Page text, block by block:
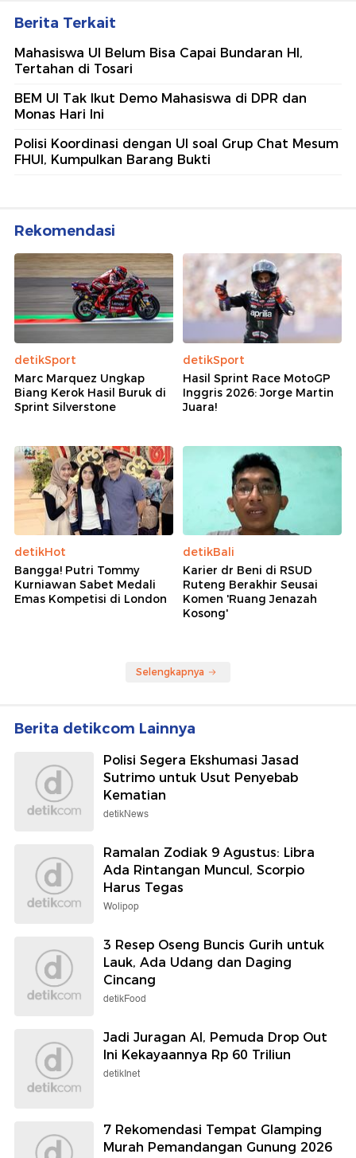
Berita Terkait
Mahasiswa UI Belum Bisa Capai Bundaran HI,
Tertahan di Tosari
BEM UI Tak Ikut Demo Mahasiswa di DPR dan
Monas Hari Ini
Polisi Koordinasi dengan UI soal Grup Chat Mesum
FHUI, Kumpulkan Barang Bukti
Rekomendasi
detikSport
Marc Marquez Ungkap
Biang Kerok Hasil Buruk di
Sprint Silverstone
detikSport
Hasil Sprint Race MotoGP
Inggris 2026: Jorge Martin
Juara!
detikHot
Bangga! Putri Tommy
Kurniawan Sabet Medali
Emas Kompetisi di London
detikBali
Karier dr Beni di RSUD
Ruteng Berakhir Seusai
Komen 'Ruang Jenazah
Kosong'
Selengkapnya
Berita detikcom Lainnya
Polisi Segera Ekshumasi Jasad
Sutrimo untuk Usut Penyebab
Kematian
detikNews
Ramalan Zodiak 9 Agustus: Libra
Ada Rintangan Muncul, Scorpio
Harus Tegas
Wolipop
3 Resep Oseng Buncis Gurih untuk
Lauk, Ada Udang dan Daging
Cincang
detikFood
Jadi Juragan AI, Pemuda Drop Out
Ini Kekayaannya Rp 60 Triliun
detikInet
7 Rekomendasi Tempat Glamping
Murah Pemandangan Gunung 2026